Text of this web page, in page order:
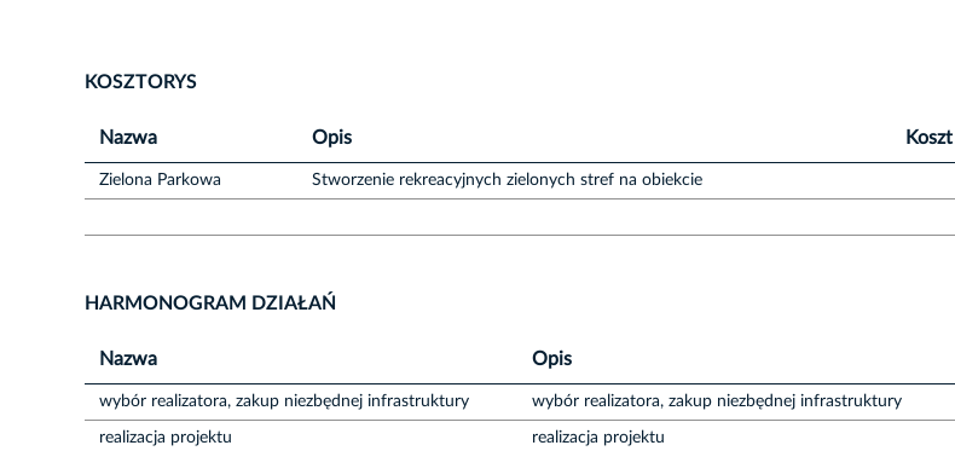
KOSZTORYS
Nazwa Opis Koszt
Zielona Parkowa Stworzenie rekreacyjnych zielonych stref na obiekcie
HARMONOGRAM DZIAŁAŃ
Nazwa Opis
wybór realizatora, zakup niezbędnej infrastruktury wybór realizatora, zakup niezbędnej infrastruktury
realizacja projektu realizacja projektu